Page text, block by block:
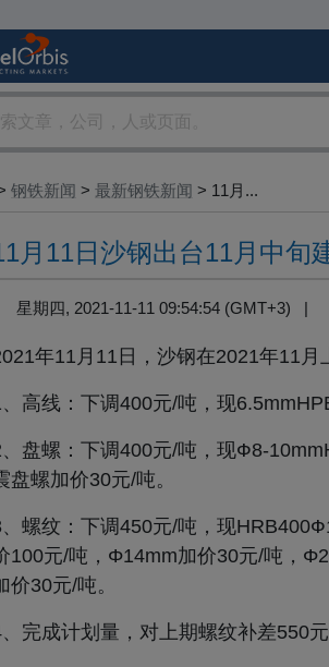
钢铁新闻 > 最新钢铁新闻 > 11月...
月11日沙钢出台11月中旬
星期四, 2021-11-11 09:54:54 (GMT+3) |
年11月11日，沙钢在2021年11月
高线：下调400元/吨，现
盘螺：下调400元/吨，现Ф8-
盘螺加价30元/吨。
螺纹：下调450元/吨，现
100元/吨，Φ14mm加价30元/吨，
价30元/吨。
完成计划量，对上期螺纹补差550